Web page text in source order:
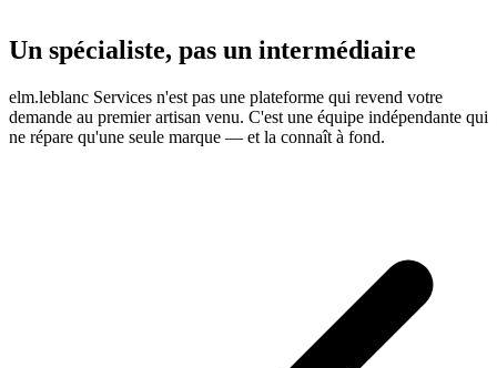
Un spécialiste, pas un intermédiaire
elm.leblanc Services n'est pas une plateforme qui revend votre
demande au premier artisan venu. C'est une équipe indépendante qui
ne répare qu'une seule marque — et la connaît à fond.